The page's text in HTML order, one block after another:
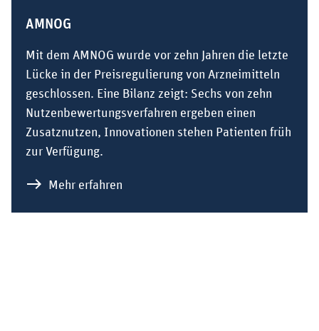
AMNOG
Mit dem AMNOG wurde vor zehn Jahren die letzte
Lücke in der Preisregulierung von Arzneimitteln
geschlossen. Eine Bilanz zeigt: Sechs von zehn
Nutzenbewertungsverfahren ergeben einen
Zusatznutzen, Innovationen stehen Patienten früh
zur Verfügung.
Mehr erfahren